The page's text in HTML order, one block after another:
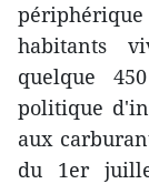
habitants
quelque
politique
aux
du 1er